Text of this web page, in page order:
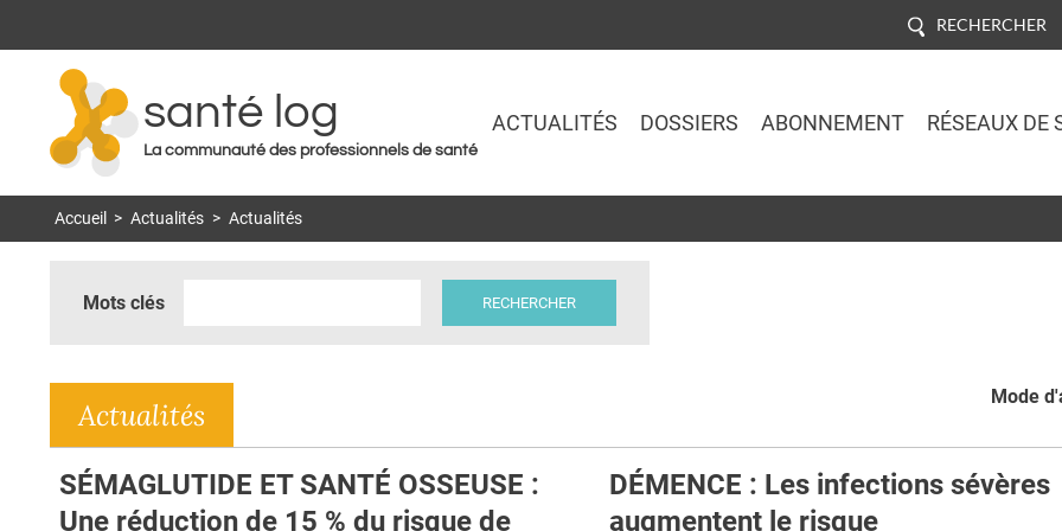
RECHERCHER
santé log
La communauté des professionnels de santé
ACTUALITÉS DOSSIERS ABONNEMENT RÉSEAUX DE
Accueil > Actualités > Actualités
Mots clés
Mode
Actualités
SÉMAGLUTIDE ET SANTÉ OSSEUSE :
Une réduction de 15 % du risque de
DÉMENCE : Les infections sévères
augmentent le risque